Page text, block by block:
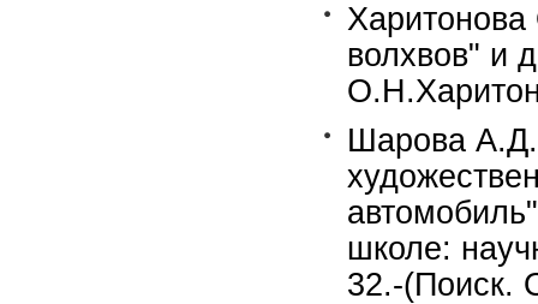
волхвов" и
Шарова А.Д.
школе:
32.-(Поиск.